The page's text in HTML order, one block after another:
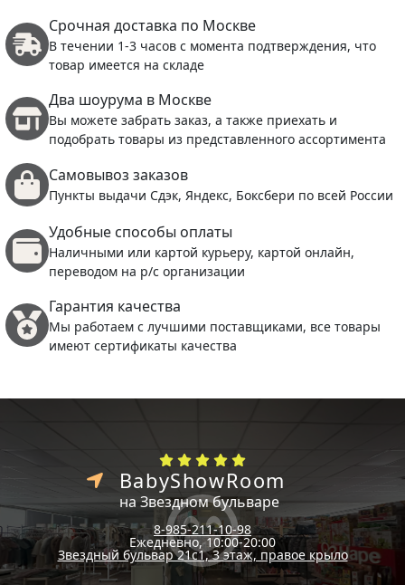
Срочная доставка по Москве
В течении 1-3 часов с момента подтверждения, что
товар имеется на складе
Два шоурума в Москве
Вы можете забрать заказ, а также приехать и
подобрать товары из представленного ассортимента
Самовывоз заказов
Пункты выдачи Сдэк, Яндекс, Боксбери по всей России
Удобные способы оплаты
Наличными или картой курьеру, картой онлайн,
переводом на р/с организации
Гарантия качества
Мы работаем с лучшими поставщиками, все товары
имеют сертификаты качества
BabyShowRoom
на Звездном бульваре
8-985-211-10-98
Ежедневно, 10:00-20:00
Звездный бульвар 21с1, 3 этаж, правое крыло